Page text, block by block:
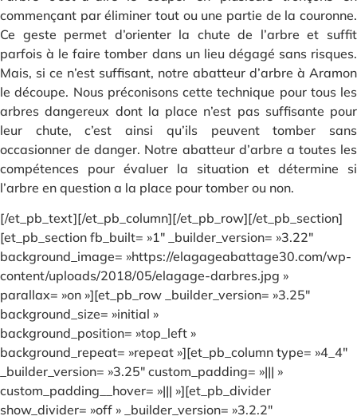
commençant par éliminer tout ou une partie de la couronne.
Ce geste permet d’orienter la chute de l’arbre et suffit
parfois à le faire tomber dans un lieu dégagé sans risques.
Mais, si ce n’est suffisant, notre abatteur d’arbre à Aramon
le découpe. Nous préconisons cette technique pour tous les
arbres dangereux dont la place n’est pas suffisante pour
leur chute, c’est ainsi qu’ils peuvent tomber sans
occasionner de danger. Notre abatteur d’arbre a toutes les
compétences pour évaluer la situation et détermine si
l’arbre en question a la place pour tomber ou non.
[/et_pb_text][/et_pb_column][/et_pb_row][/et_pb_section]
[et_pb_section fb_built= »1″ _builder_version= »3.22″
background_image= »https://elagageabattage30.com/wp-
content/uploads/2018/05/elagage-darbres.jpg »
parallax= »on »][et_pb_row _builder_version= »3.25″
background_size= »initial »
background_position= »top_left »
background_repeat= »repeat »][et_pb_column type= »4_4″
_builder_version= »3.25″ custom_padding= »||| »
custom_padding__hover= »||| »][et_pb_divider
show_divider= »off » _builder_version= »3.2.2″